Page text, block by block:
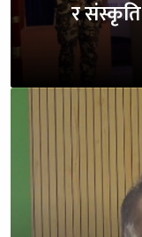
र संस्कृति